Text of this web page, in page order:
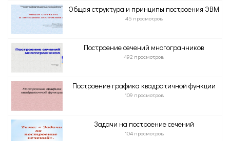
Общая структура и принципы построения ЭВМ
45 просмотров
Построение сечений многогранников
492 просмотров
Построение графика квадратичной функции
109 просмотров
Задачи на построение сечений
104 просмотров